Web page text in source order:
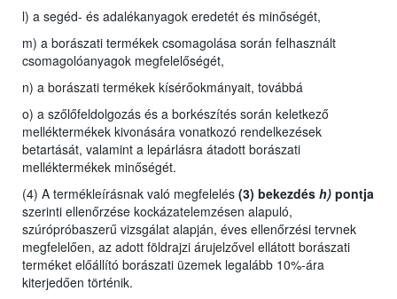
l) a segéd- és adalékanyagok eredetét és minőségét,
m) a borászati termékek csomagolása során felhasznált
csomagolóanyagok megfelelőségét,
n) a borászati termékek kísérőokmányait, továbbá
o) a szőlőfeldolgozás és a borkészítés során keletkező
melléktermékek kivonására vonatkozó rendelkezések
betartását, valamint a lepárlásra átadott borászati
melléktermékek minőségét.
(4) A termékleírásnak való megfelelés (3) bekezdés h) pontja
szerinti ellenőrzése kockázatelemzésen alapuló,
szúrópróbaszerű vizsgálat alapján, éves ellenőrzési tervnek
megfelelően, az adott földrajzi árujelzővel ellátott borászati
terméket előállító borászati üzemek legalább 10%-ára
kiterjedően történik.